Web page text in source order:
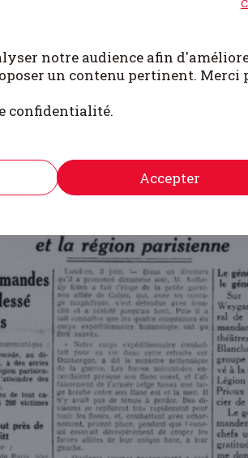
notre audience afin
un contenu pertinent. Merci
confidentialité.
Accepter